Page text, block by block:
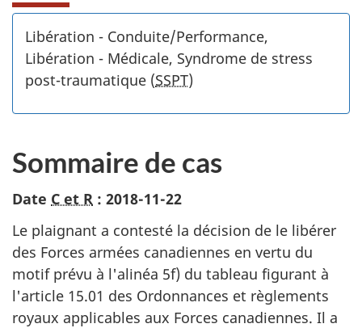
Libération - Conduite/Performance,
Libération - Médicale, Syndrome de stress
post-traumatique (SSPT)
Sommaire de cas
Date C et R : 2018-11-22
Le plaignant a contesté la décision de le libérer
des Forces armées canadiennes en vertu du
motif prévu à l'alinéa 5f) du tableau figurant à
l'article 15.01 des Ordonnances et règlements
royaux applicables aux Forces canadiennes. Il a